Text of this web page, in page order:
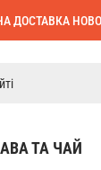
ДОСТАВКА
ТА ЧАЙ